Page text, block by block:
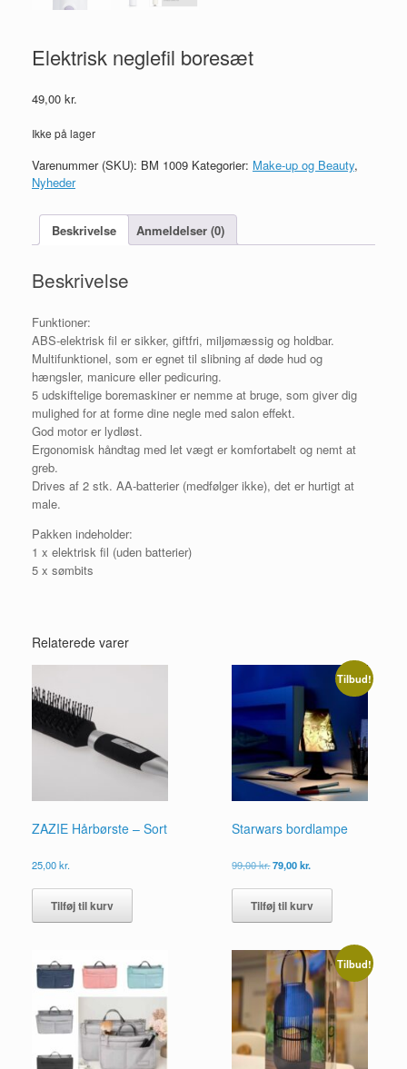
Elektrisk neglefil boresæt
49,00 kr.
Ikke på lager
Varenummer (SKU): BM 1009 Kategorier: Make-up og Beauty,
Nyheder
Beskrivelse Anmeldelser (0)
Beskrivelse
Funktioner:
ABS-elektrisk fil er sikker, giftfri, miljømæssig og holdbar.
Multifunktionel, som er egnet til slibning af døde hud og
hængsler, manicure eller pedicuring.
5 udskiftelige boremaskiner er nemme at bruge, som giver dig
mulighed for at forme dine negle med salon effekt.
God motor er lydløst.
Ergonomisk håndtag med let vægt er komfortabelt og nemt at
greb.
Drives af 2 stk. AA-batterier (medfølger ikke), det er hurtigt at
male.
Pakken indeholder:
1 x elektrisk fil (uden batterier)
5 x sømbits
Relaterede varer
ZAZIE Hårbørste – Sort
25,00kr.
Tilføj til kurv
Tilbud!
Starwars bordlampe
99,00kr.Den
pris
var:
99,00 kr..
79,00kr.Den
pris
er:
79,00 kr..
Tilføj til kurv
Tilbud!